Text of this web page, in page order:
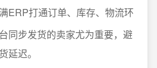
ERP打通订单、库存、物流环
同步发货的卖家尤为重要，避
延迟。